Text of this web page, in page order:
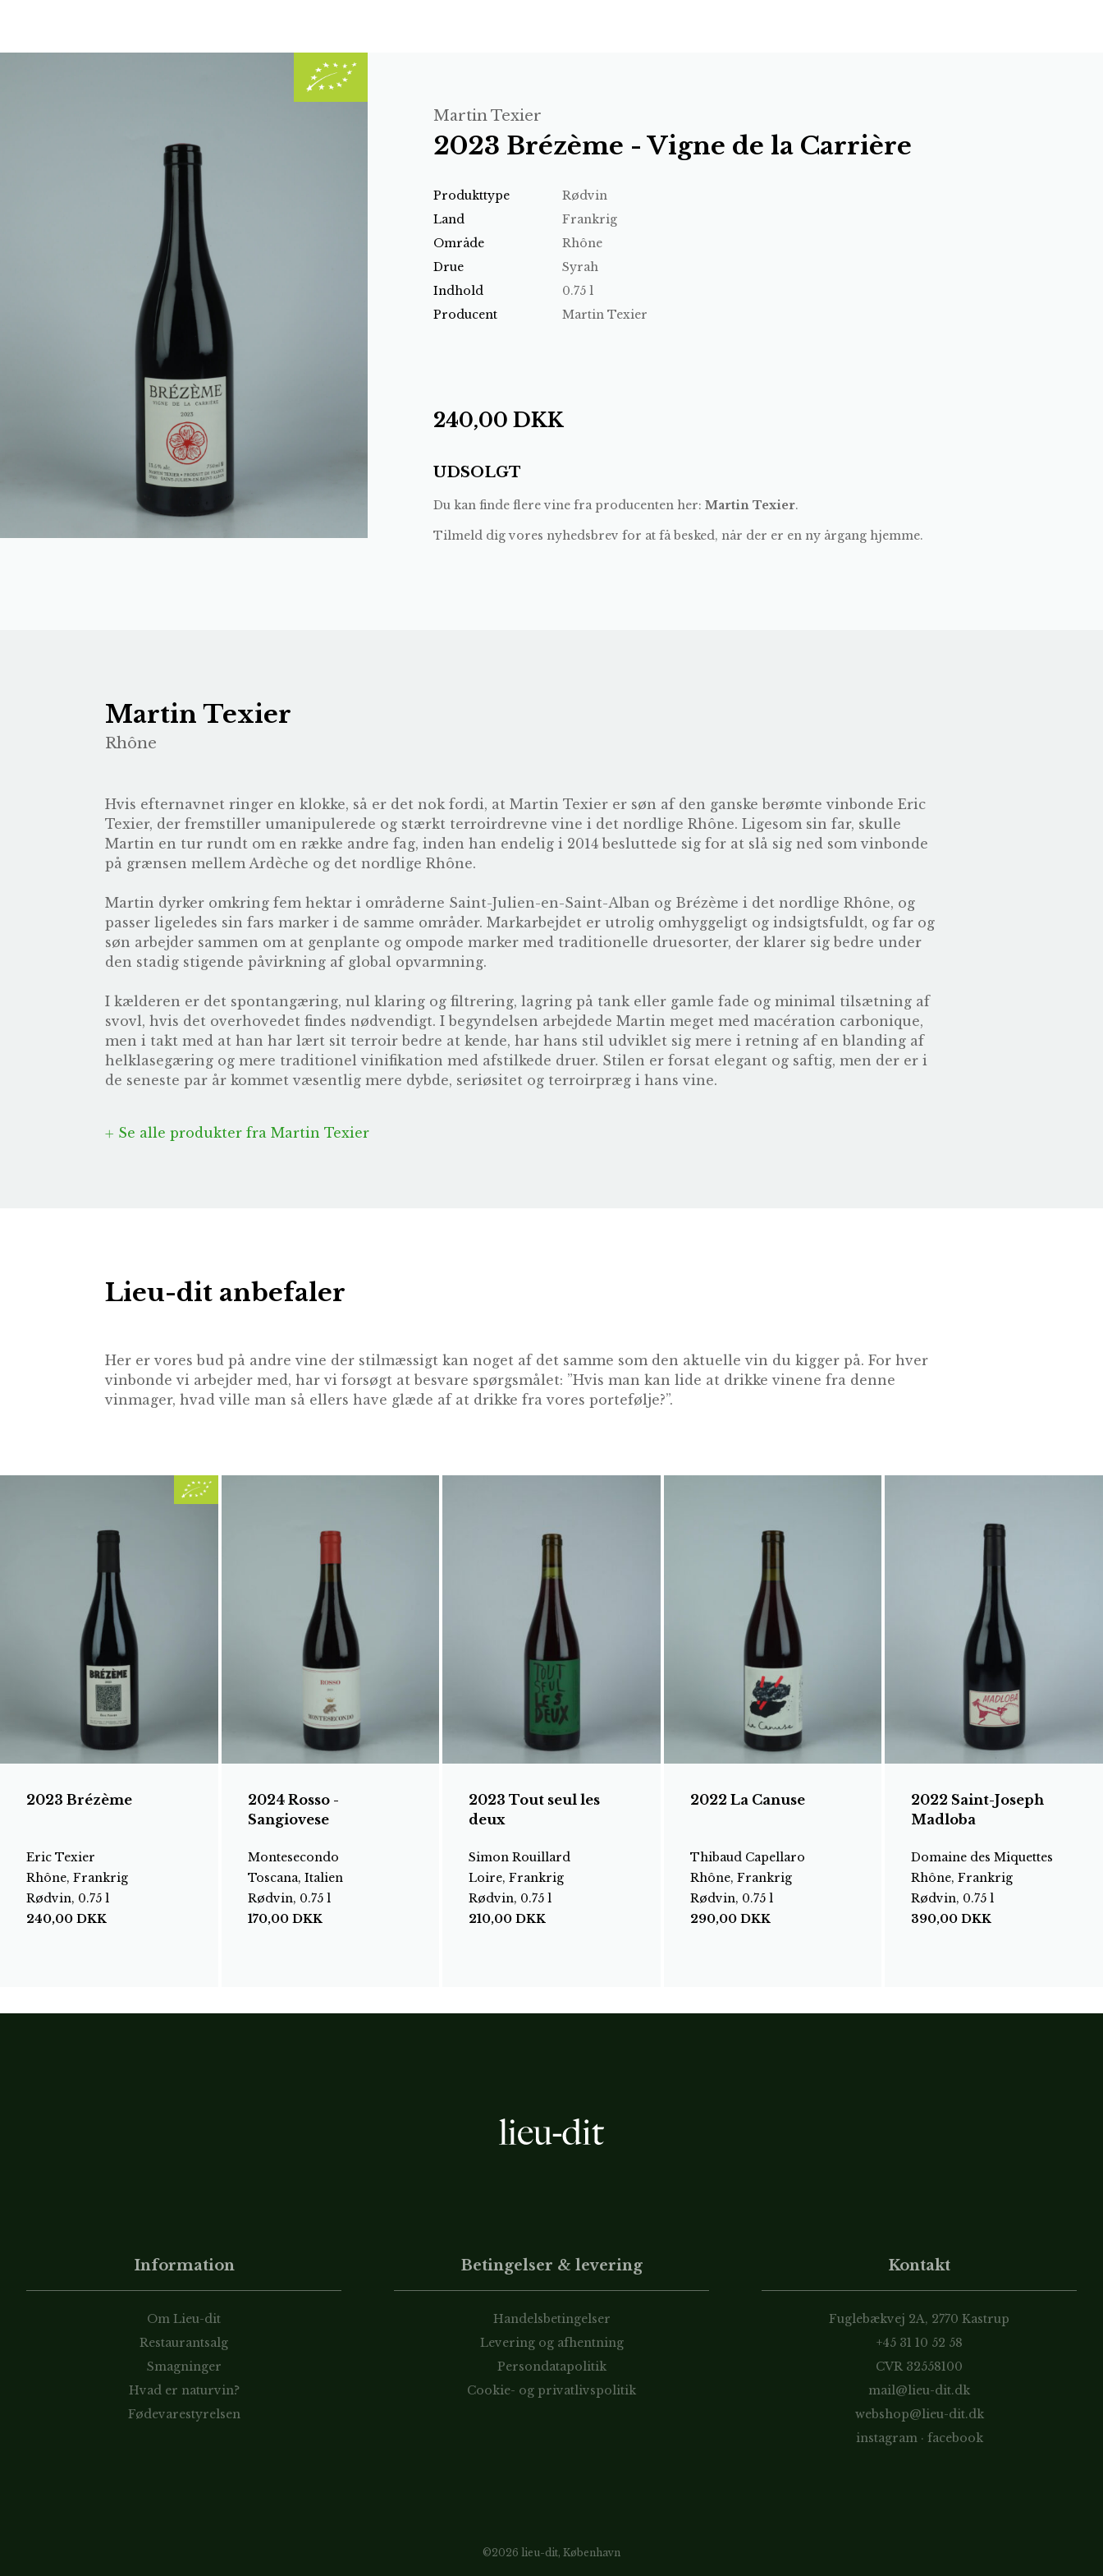
Martin Texier
2023 Brézème - Vigne de la Carrière
Produkttype
Rødvin
Land
Frankrig
Område
Rhône
Drue
Syrah
Indhold
0.75 l
Producent
Martin Texier
240,00 DKK
UDSOLGT
Du kan finde flere vine fra producenten her: Martin Texier.
Tilmeld dig vores nyhedsbrev for at få besked, når der er en ny årgang hjemme.
Martin Texier
Rhône
Hvis efternavnet ringer en klokke, så er det nok fordi, at Martin Texier er søn af den ganske berømte vinbonde Eric
Texier, der fremstiller umanipulerede og stærkt terroirdrevne vine i det nordlige Rhône. Ligesom sin far, skulle
Martin en tur rundt om en række andre fag, inden han endelig i 2014 besluttede sig for at slå sig ned som vinbonde
på grænsen mellem Ardèche og det nordlige Rhône.
Martin dyrker omkring fem hektar i områderne Saint-Julien-en-Saint-Alban og Brézème i det nordlige Rhône, og
passer ligeledes sin fars marker i de samme områder. Markarbejdet er utrolig omhyggeligt og indsigtsfuldt, og far og
søn arbejder sammen om at genplante og ompode marker med traditionelle druesorter, der klarer sig bedre under
den stadig stigende påvirkning af global opvarmning.
I kælderen er det spontangæring, nul klaring og filtrering, lagring på tank eller gamle fade og minimal tilsætning af
svovl, hvis det overhovedet findes nødvendigt. I begyndelsen arbejdede Martin meget med macération carbonique,
men i takt med at han har lært sit terroir bedre at kende, har hans stil udviklet sig mere i retning af en blanding af
helklasegæring og mere traditionel vinifikation med afstilkede druer. Stilen er forsat elegant og saftig, men der er i
de seneste par år kommet væsentlig mere dybde, seriøsitet og terroirpræg i hans vine.
Se alle produkter fra Martin Texier
Lieu-dit anbefaler
Her er vores bud på andre vine der stilmæssigt kan noget af det samme som den aktuelle vin du kigger på. For hver
vinbonde vi arbejder med, har vi forsøgt at besvare spørgsmålet: ”Hvis man kan lide at drikke vinene fra denne
vinmager, hvad ville man så ellers have glæde af at drikke fra vores portefølje?”.
2023 Brézème
Eric Texier
Rhône, Frankrig
Rødvin, 0.75 l
240,00 DKK
2024 Rosso -
Sangiovese
Montesecondo
Toscana, Italien
Rødvin, 0.75 l
170,00 DKK
2023 Tout seul les
deux
Simon Rouillard
Loire, Frankrig
Rødvin, 0.75 l
210,00DKK
2022 La Canuse
Thibaud Capellaro
Rhône, Frankrig
Rødvin, 0.75 l
290,00 DKK
2022 Saint-Joseph
Madloba
Domaine des Miquettes
Rhône, Frankrig
Rødvin, 0.75 l
390,00DKK
Information
Om Lieu-dit
Restaurantsalg
Smagninger
Hvad er naturvin?
Fødevarestyrelsen
Betingelser & levering
Handelsbetingelser
Levering og afhentning
Persondatapolitik
Cookie- og privatlivspolitik
Kontakt
Fuglebækvej 2A, 2770 Kastrup
+45 31 10 52 58
CVR 32558100
mail@lieu-dit.dk
webshop@lieu-dit.dk
instagram · facebook
©2026 lieu-dit, København